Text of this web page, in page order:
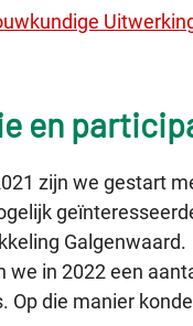
en
zijn we gestart
Galgenwaard.
we in 2022 een
Op die manier